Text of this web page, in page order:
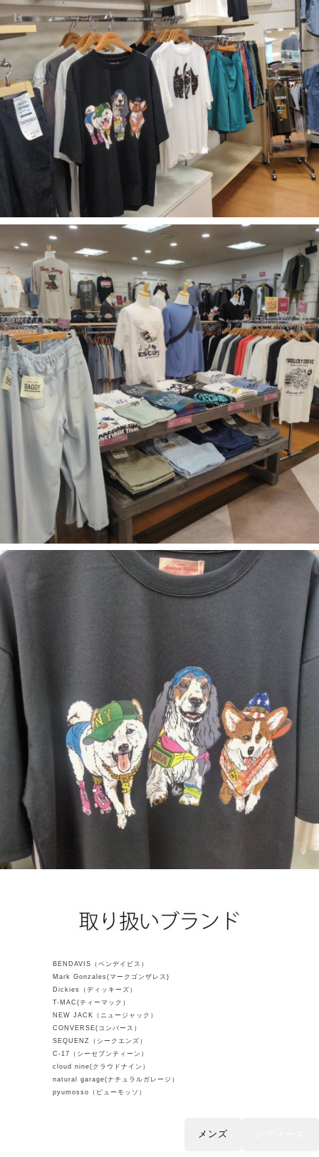
BENDAVIS（ベンデイビス）
Mark Gonzales(マークゴンザレス)
Dickies（ディッキーズ）
T-MAC(ティーマック）
NEW JACK（ニュージャック）
CONVERSE(コンバース）
SEQUENZ（シークエンズ）
C-17（シーセブンティーン）
cloud nine(クラウドナイン）
natural garage(ナチュラルガレージ）
pyumosso（ピューモッソ）
メンズ